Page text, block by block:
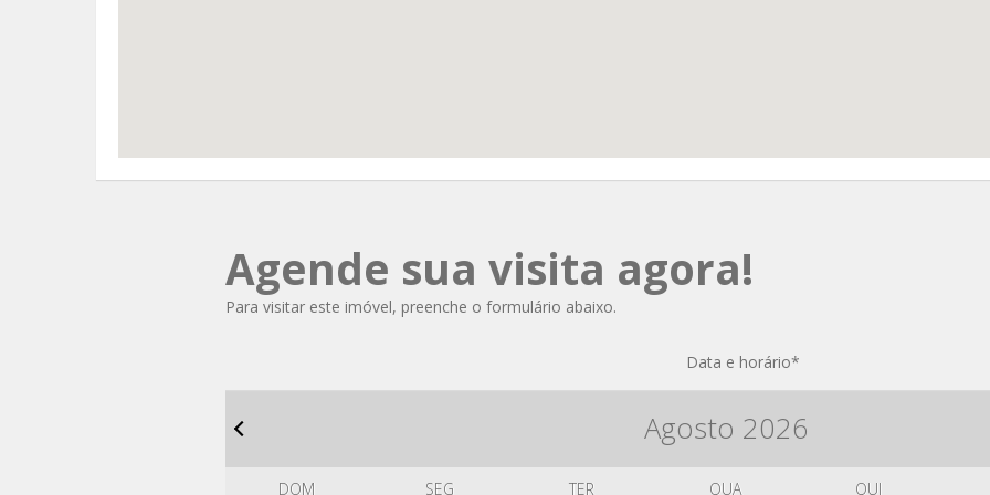
Agende sua visita agora!
Para visitar este imóvel, preenche o formulário abaixo.
Data e horário*
Agosto 2026
DOM SEG TER QUA QUI